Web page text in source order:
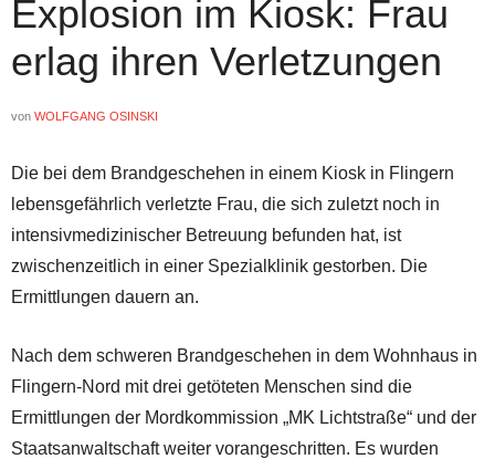
Explosion im Kiosk: Frau
erlag ihren Verletzungen
von WOLFGANG OSINSKI
Die bei dem Brandgeschehen in einem Kiosk in Flingern
lebensgefährlich verletzte Frau, die sich zuletzt noch in
intensivmedizinischer Betreuung befunden hat, ist
zwischenzeitlich in einer Spezialklinik gestorben. Die
Ermittlungen dauern an.
Nach dem schweren Brandgeschehen in dem Wohnhaus in
Flingern-Nord mit drei getöteten Menschen sind die
Ermittlungen der Mordkommission „MK Lichtstraße“ und der
Staatsanwaltschaft weiter vorangeschritten. Es wurden